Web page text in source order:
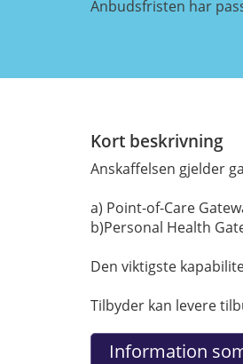
Anbudsfristen har
Kort beskrivning
Anskaffelsen gjelder
a) Point-of-Care
b)Personal Health
Den viktigste
Tilbyder kan levere